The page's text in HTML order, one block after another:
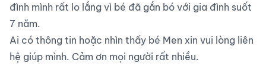
đình mình rất lo lắng vì bé đã gắn bó với gia đình suốt
7 năm.
Ai có thông tin hoặc nhìn thấy bé Men xin vui lòng liên
hệ giúp mình. Cảm ơn mọi người rất nhiều.